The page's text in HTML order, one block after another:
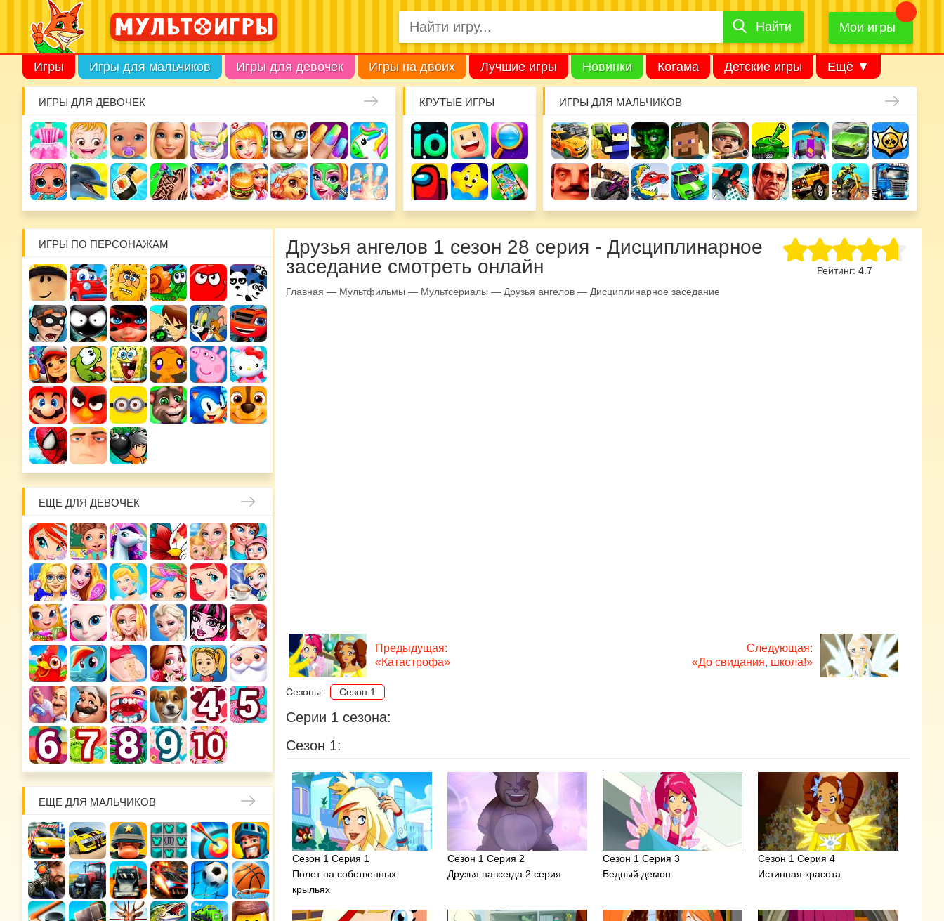
Найти
Найти Мои игры
Игры Игры для мальчиков Игры для девочек Игры на двоих Лучшие игры Новинки Когама Детские игры Ещё ▼
ИГРЫ ДЛЯ ДЕВОЧЕК КРУТЫЕ ИГРЫ ИГРЫ ДЛЯ МАЛЬЧИКОВ
ИГРЫ ПО ПЕРСОНАЖАМ
ЕЩЕ ДЛЯ ДЕВОЧЕК
ЕЩЕ ДЛЯ МАЛЬЧИКОВ
Рейтинг: 4.7
Друзья ангелов 1 сезон 28 серия - Дисциплинарное
заседание смотреть онлайн
Главная — Мультфильмы — Мультсериалы — Друзья ангелов — Дисциплинарное заседание
Предыдущая:
«Катастрофа»
Следующая:
«До свидания, школа!»
Сезоны: Сезон 1
Серии 1 сезона:
Сезон 1:
Сезон 1 Серия 1
Полет на собственных
крыльях
Сезон 1 Серия 2
Друзья навсегда 2 серия
Сезон 1 Серия 3
Бедный демон
Сезон 1 Серия 4
Истинная красота